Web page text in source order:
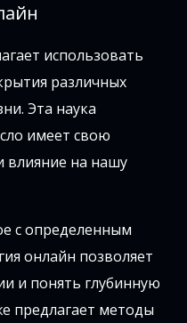
использовать
различных
Эта наука
имеет свою
влияние на нашу
с определенным
онлайн позволяет
и понять глубинную
предлагает методы